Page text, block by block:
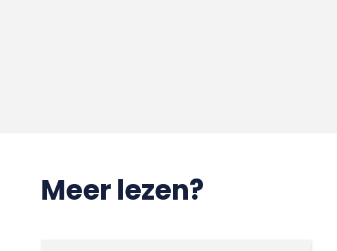
Meer lezen?